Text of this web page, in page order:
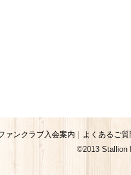
ァンクラブ入会案内 ｜ よくあるご質
©2013 Stallion